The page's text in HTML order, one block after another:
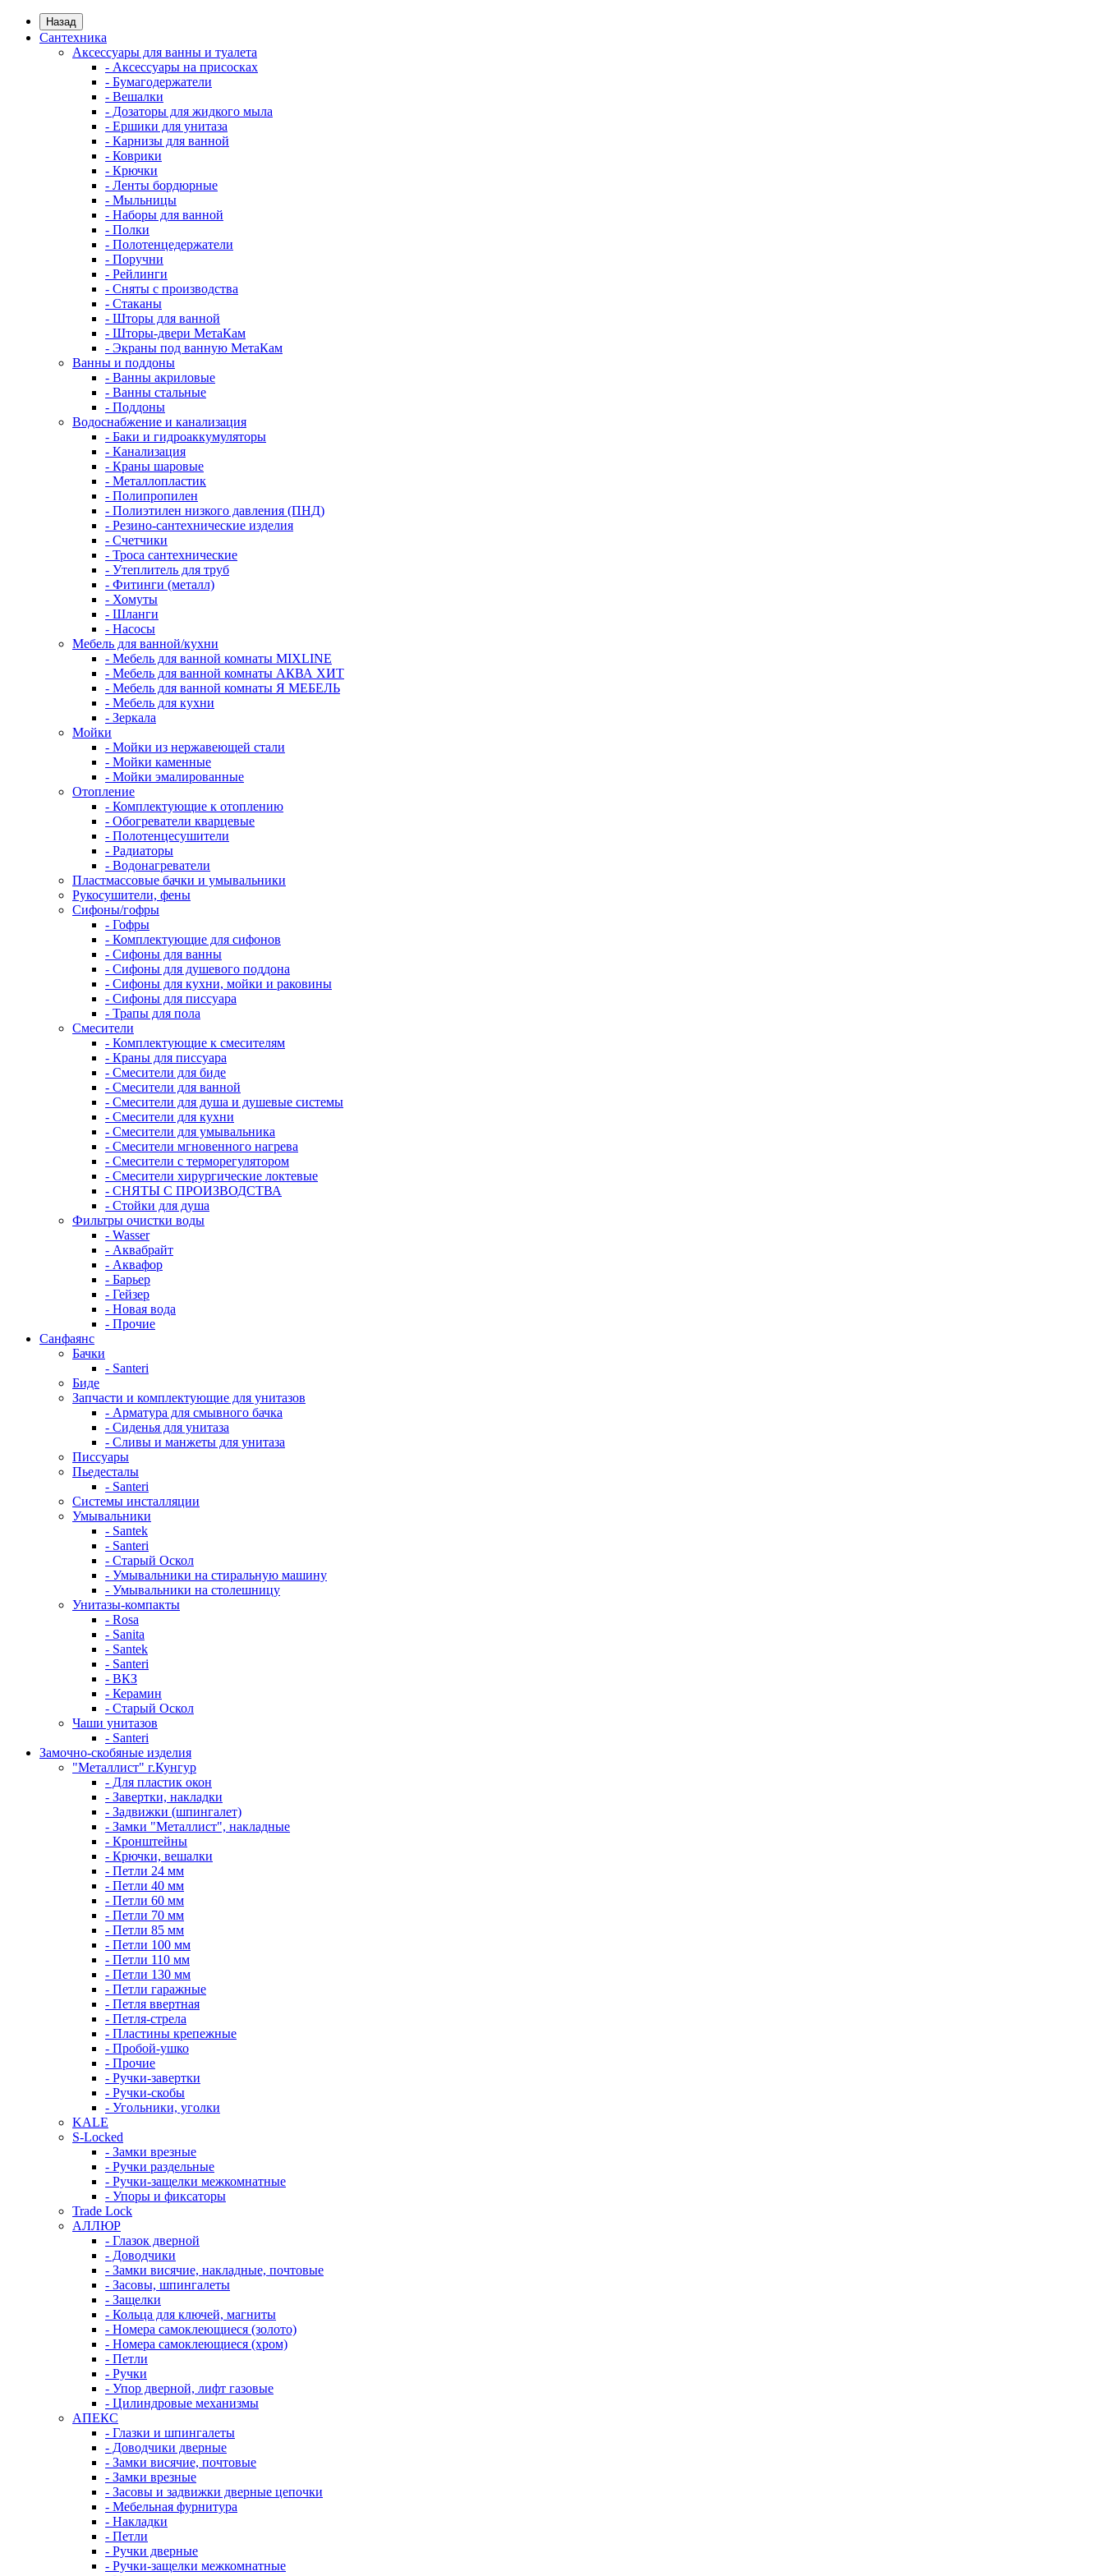
Назад
Сантехника
Аксессуары для ванны и туалета
- Аксессуары на присосках
- Бумагодержатели
- Вешалки
- Дозаторы для жидкого мыла
- Ершики для унитаза
- Карнизы для ванной
- Коврики
- Крючки
- Ленты бордюрные
- Мыльницы
- Наборы для ванной
- Полки
- Полотенцедержатели
- Поручни
- Рейлинги
- Сняты с производства
- Стаканы
- Шторы для ванной
- Шторы-двери МетаКам
- Экраны под ванную МетаКам
Ванны и поддоны
- Ванны акриловые
- Ванны стальные
- Поддоны
Водоснабжение и канализация
- Баки и гидроаккумуляторы
- Канализация
- Краны шаровые
- Металлопластик
- Полипропилен
- Полиэтилен низкого давления (ПНД)
- Резино-сантехнические изделия
- Счетчики
- Троса сантехнические
- Утеплитель для труб
- Фитинги (металл)
- Хомуты
- Шланги
- Насосы
Мебель для ванной/кухни
- Мебель для ванной комнаты MIXLINE
- Мебель для ванной комнаты АКВА ХИТ
- Мебель для ванной комнаты Я МЕБЕЛЬ
- Мебель для кухни
- Зеркала
Мойки
- Мойки из нержавеющей стали
- Мойки каменные
- Мойки эмалированные
Отопление
- Комплектующие к отоплению
- Обогреватели кварцевые
- Полотенцесушители
- Радиаторы
- Водонагреватели
Пластмассовые бачки и умывальники
Рукосушители, фены
Сифоны/гофры
- Гофры
- Комплектующие для сифонов
- Сифоны для ванны
- Сифоны для душевого поддона
- Сифоны для кухни, мойки и раковины
- Сифоны для писсуара
- Трапы для пола
Смесители
- Комплектующие к смесителям
- Краны для писсуара
- Смесители для биде
- Смесители для ванной
- Смесители для душа и душевые системы
- Смесители для кухни
- Смесители для умывальника
- Смесители мгновенного нагрева
- Смесители с терморегулятором
- Смесители хирургические локтевые
- СНЯТЫ С ПРОИЗВОДСТВА
- Стойки для душа
Фильтры очистки воды
- Wasser
- Аквабрайт
- Аквафор
- Барьер
- Гейзер
- Новая вода
- Прочие
Санфаянс
Бачки
- Santeri
Биде
Запчасти и комплектующие для унитазов
- Арматура для смывного бачка
- Сиденья для унитаза
- Сливы и манжеты для унитаза
Писсуары
Пьедесталы
- Santeri
Системы инсталляции
Умывальники
- Santek
- Santeri
- Старый Оскол
- Умывальники на стиральную машину
- Умывальники на столешницу
Унитазы-компакты
- Rosa
- Sanita
- Santek
- Santeri
- ВКЗ
- Керамин
- Старый Оскол
Чаши унитазов
- Santeri
Замочно-скобяные изделия
"Металлист" г.Кунгур
- Для пластик окон
- Завертки, накладки
- Задвижки (шпингалет)
- Замки "Металлист", накладные
- Кронштейны
- Крючки, вешалки
- Петли 24 мм
- Петли 40 мм
- Петли 60 мм
- Петли 70 мм
- Петли 85 мм
- Петли 100 мм
- Петли 110 мм
- Петли 130 мм
- Петли гаражные
- Петля ввертная
- Петля-стрела
- Пластины крепежные
- Пробой-ушко
- Прочие
- Ручки-завертки
- Ручки-скобы
- Угольники, уголки
KALE
S-Locked
- Замки врезные
- Ручки раздельные
- Ручки-защелки межкомнатные
- Упоры и фиксаторы
Trade Lock
АЛЛЮР
- Глазок дверной
- Доводчики
- Замки висячие, накладные, почтовые
- Засовы, шпингалеты
- Защелки
- Кольца для ключей, магниты
- Номера самоклеющиеся (золото)
- Номера самоклеющиеся (хром)
- Петли
- Ручки
- Упор дверной, лифт газовые
- Цилиндровые механизмы
АПЕКС
- Глазки и шпингалеты
- Доводчики дверные
- Замки висячие, почтовые
- Замки врезные
- Засовы и задвижки дверные цепочки
- Мебельная фурнитура
- Накладки
- Петли
- Ручки дверные
- Ручки-защелки межкомнатные